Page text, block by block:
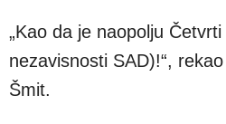
„Kao da je naopolju
nezavisnosti SAD)!“,
Šmit.